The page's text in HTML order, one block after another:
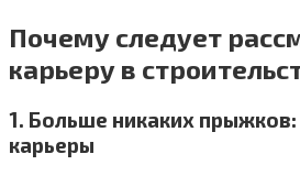
Почему следует
карьеру в
1. Больше никаких прыжков:
карьеры